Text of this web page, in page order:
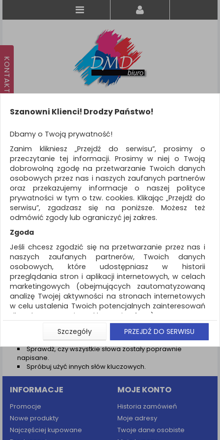
KATEGORIE
WSZYSTKIE KATEGORIE
FILTRY
Więcej
REKLAMA
AKTUALNOŚCI
Wyniki wyszukiwania
NIE ZNALEZIONO PRODUKTÓW
Nie odnaleziono produktów wg przyjętych kryteriów
PODPOWIEDZI
Zmień kryteria wyszukiwania zaznaczając inne filtry i
wyszukaj ponownie
Sprawdź, czy wszystkie słowa zostały poprawnie
napisane.
Spróbuj użyć innych słów kluczowych.
INFORMACJE
Promocje
Nowe produkty
Najczęściej kupowane
MOJE KONTO
Historia zamówień
Moje adresy
Twoje dane osobiste
Szanowni Klienci! Drodzy Państwo!
Dbamy o Twoją prywatność!
Zanim klikniesz „Przejdź do serwisu”, prosimy o
przeczytanie tej informacji. Prosimy w niej o Twoją
dobrowolną zgodę na przetwarzanie Twoich danych
osobowych przez nas i naszych zaufanych partnerów
oraz przekazujemy informacje o naszej polityce
prywatności w tym o tzw. cookies. Klikając „Przejdź do
serwisu”, zgadzasz się na poniższe. Możesz też
odmówić zgody lub ograniczyć jej zakres.
Zgoda
Jeśli chcesz zgodzić się na przetwarzanie przez nas i
naszych zaufanych partnerów, Twoich danych
osobowych, które udostępniasz w historii
przeglądania stron i aplikacji internetowych, w celach
marketingowych (obejmujących zautomatyzowaną
analizę Twojej aktywności na stronach internetowych
w celu ustalenia Twoich potencjalnych zainteresowań
dla dostosowania reklamy i oferty), w tym na
umieszczanie tzw. cookies na Twoich urządzeniach i
ich odczytywanie, kliknij przycisk „Przejdź do serwisu”.
Jeśli nie chcesz wyrazić zgody lub ograniczyć jej
zakres, kliknij „Szczegóły”, gdzie znajdziesz wszelkie
informacje o tym jak to zrobić . Te same informacje
znajdziesz także na podstronie z naszą polityką
prywatności obowiązującą od 25 maja 2018.
W przypadku użytkowników zalogowanych, aby
umożliwić prawidłową realizację Umowy z Państwem i
związane z tym prawidłowe działanie naszej strony
www, a w szczególności np. wysłanie potwierdzenia
Szczegóły PRZEJDŹ DO SERWISU